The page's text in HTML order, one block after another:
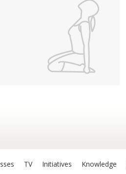
TV Initiatives Knowledge